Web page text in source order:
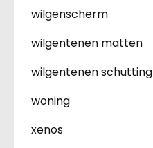
wilgenscherm
wilgentenen matten
wilgentenen schutting
woning
xenos